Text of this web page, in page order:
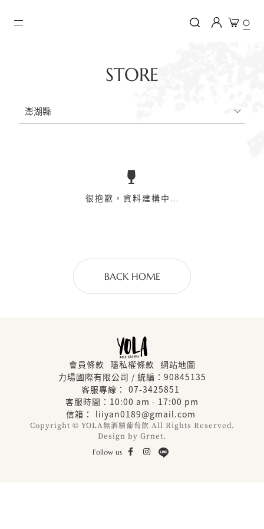
0
STORE
很抱歉，資料建構中...
BACK HOME
會員條款 隱私權條款 網站地圖
力瑒國際有限公司 / 統編：90845135
客服專線： 07-3425851
客服時間：10:00 am - 17:00 pm
信箱：
liiyan0189@gmail.com
Copyright © YOLA無酒精葡萄飲 All Rights Reserved.
Design by Grnet.
Follow us